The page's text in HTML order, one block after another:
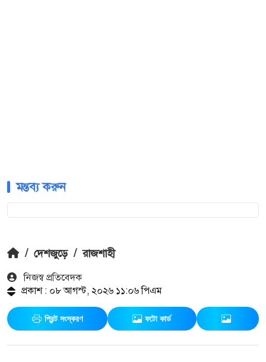
মন্তব্য করুন
/ দেশজুড়ে / রাজশাহী
নিজস্ব প্রতিবেদক
প্রকাশ : ০৮ আগস্ট, ২০২৬ ১১:০৬ পিএম
প্রিন্ট সংস্করণ ফটো কার্ড